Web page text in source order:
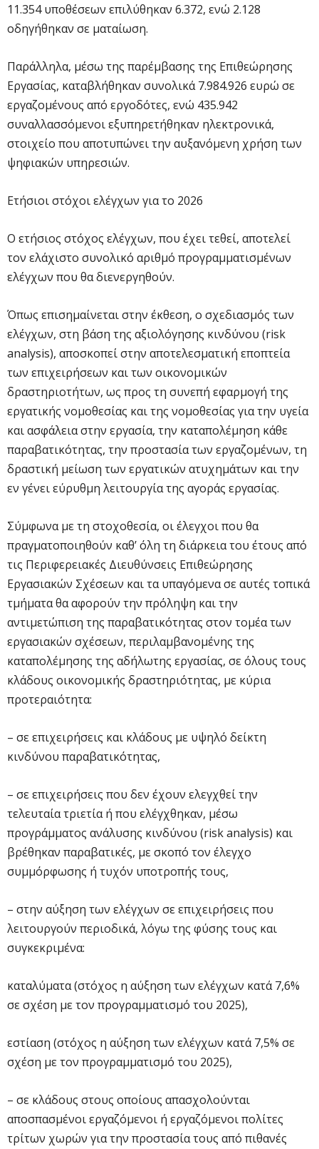
11.354 υποθέσεων επιλύθηκαν 6.372, ενώ 2.128
οδηγήθηκαν σε ματαίωση.
Παράλληλα, μέσω της παρέμβασης της Επιθεώρησης
Εργασίας, καταβλήθηκαν συνολικά 7.984.926 ευρώ σε
εργαζομένους από εργοδότες, ενώ 435.942
συναλλασσόμενοι εξυπηρετήθηκαν ηλεκτρονικά,
στοιχείο που αποτυπώνει την αυξανόμενη χρήση των
ψηφιακών υπηρεσιών.
Ετήσιοι στόχοι ελέγχων για το 2026
Ο ετήσιος στόχος ελέγχων, που έχει τεθεί, αποτελεί
τον ελάχιστο συνολικό αριθμό προγραμματισμένων
ελέγχων που θα διενεργηθούν.
Όπως επισημαίνεται στην έκθεση, ο σχεδιασμός των
ελέγχων, στη βάση της αξιολόγησης κινδύνου (risk
analysis), αποσκοπεί στην αποτελεσματική εποπτεία
των επιχειρήσεων και των οικονομικών
δραστηριοτήτων, ως προς τη συνεπή εφαρμογή της
εργατικής νομοθεσίας και της νομοθεσίας για την υγεία
και ασφάλεια στην εργασία, την καταπολέμηση κάθε
παραβατικότητας, την προστασία των εργαζομένων, τη
δραστική μείωση των εργατικών ατυχημάτων και την
εν γένει εύρυθμη λειτουργία της αγοράς εργασίας.
Σύμφωνα με τη στοχοθεσία, οι έλεγχοι που θα
πραγματοποιηθούν καθ’ όλη τη διάρκεια του έτους από
τις Περιφερειακές Διευθύνσεις Επιθεώρησης
Εργασιακών Σχέσεων και τα υπαγόμενα σε αυτές τοπικά
τμήματα θα αφορούν την πρόληψη και την
αντιμετώπιση της παραβατικότητας στον τομέα των
εργασιακών σχέσεων, περιλαμβανομένης της
καταπολέμησης της αδήλωτης εργασίας, σε όλους τους
κλάδους οικονομικής δραστηριότητας, με κύρια
προτεραιότητα:
– σε επιχειρήσεις και κλάδους με υψηλό δείκτη
κινδύνου παραβατικότητας,
– σε επιχειρήσεις που δεν έχουν ελεγχθεί την
τελευταία τριετία ή που ελέγχθηκαν, μέσω
προγράμματος ανάλυσης κινδύνου (risk analysis) και
βρέθηκαν παραβατικές, με σκοπό τον έλεγχο
συμμόρφωσης ή τυχόν υποτροπής τους,
– στην αύξηση των ελέγχων σε επιχειρήσεις που
λειτουργούν περιοδικά, λόγω της φύσης τους και
συγκεκριμένα:
καταλύματα (στόχος η αύξηση των ελέγχων κατά 7,6%
σε σχέση με τον προγραμματισμό του 2025),
εστίαση (στόχος η αύξηση των ελέγχων κατά 7,5% σε
σχέση με τον προγραμματισμό του 2025),
– σε κλάδους στους οποίους απασχολούνται
αποσπασμένοι εργαζόμενοι ή εργαζόμενοι πολίτες
τρίτων χωρών για την προστασία τους από πιθανές